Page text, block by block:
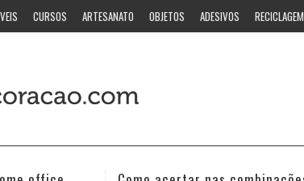
CURSOS ARTESANATO OBJETOS ADESIVOS RECICLAGEM